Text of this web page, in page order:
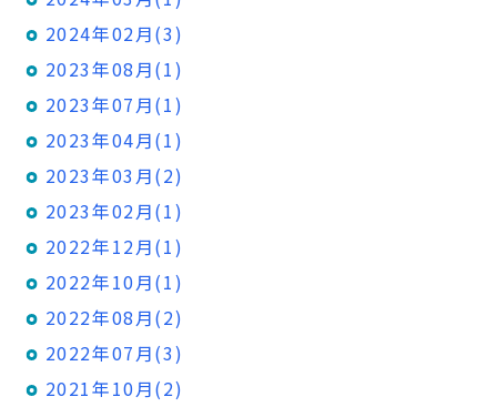
2024年02月(3)
2023年08月(1)
2023年07月(1)
2023年04月(1)
2023年03月(2)
2023年02月(1)
2022年12月(1)
2022年10月(1)
2022年08月(2)
2022年07月(3)
2021年10月(2)